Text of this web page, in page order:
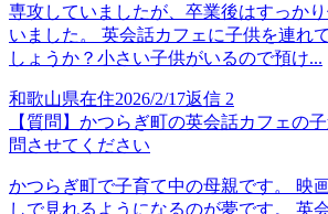
専攻していましたが、卒業後はすっか
いました。 英会話カフェに子供を連れ
しょうか？小さい子供がいるので預け...
和歌山県在住2026/2/17返信 2
【質問】かつらぎ町の英会話カフェの
問させてください
かつらぎ町で子育て中の母親です。 映
しで見れるようになるのが夢です。 英